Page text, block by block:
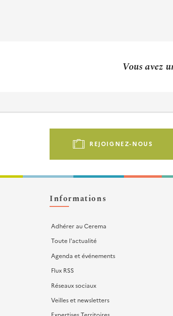
Vous avez
Pied
Liens
d'actions
REJOIGNEZ-NOUS
Informations
Adhérer au Cerema
Toute l'actualité
Agenda et événements
Flux RSS
Réseaux sociaux
Veilles et newsletters